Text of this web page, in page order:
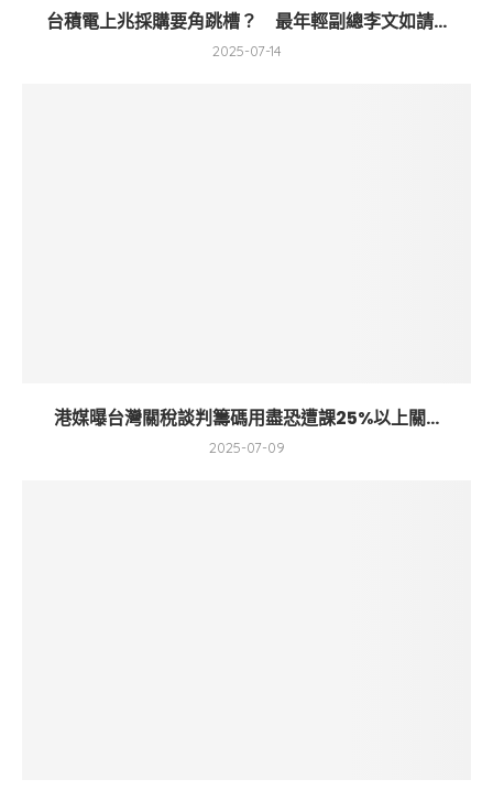
台積電上兆採購要角跳槽？ 最年輕副總李文如請...
2025-07-14
港媒曝台灣關稅談判籌碼用盡恐遭課25%以上關...
2025-07-09